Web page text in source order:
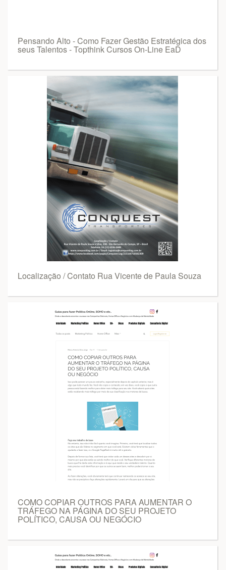
Pensando Alto - Como Fazer Gestão Estratégica dos
seus Talentos - Topthink Cursos On-Line EaD
Localização / Contato Rua Vicente de Paula Souza
COMO COPIAR OUTROS PARA AUMENTAR O
TRÁFEGO NA PÁGINA DO SEU PROJETO
POLÍTICO, CAUSA OU NEGÓCIO